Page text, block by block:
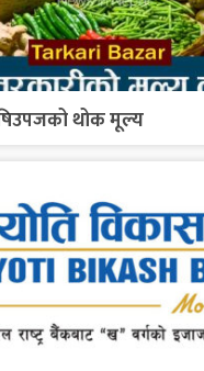
थोक मूल्य